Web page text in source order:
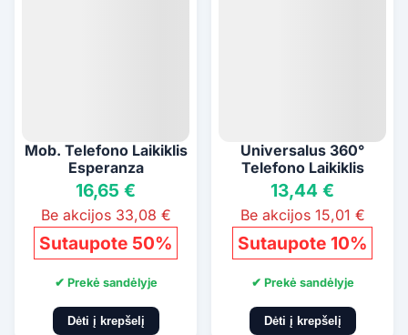
Mob. Telefono Laikiklis
Esperanza
16,65 €
Be akcijos 33,08 €
Sutaupote 50%
✔ Prekė sandėlyje
Dėti į krepšelį
Universalus 360°
Telefono Laikiklis
13,44 €
Be akcijos 15,01 €
Sutaupote 10%
✔ Prekė sandėlyje
Dėti į krepšelį